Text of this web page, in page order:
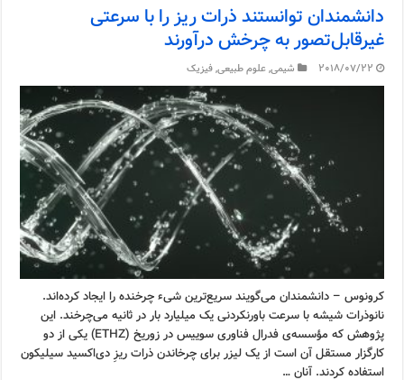
دانشمندان توانستند ذرات ریز را با سرعتی
غیرقابل‌تصور به چرخش درآورند
2018/07/22 شیمی,علوم طبیعی,فیزیک
کرونوس – دانشمندان می‌گویند سریع‌ترین شیء چرخنده را ایجاد کرده‌اند.
نانوذرات شیشه با سرعت باورنکردنی یک میلیارد بار در ثانیه می‌چرخند. این
پژوهش که مؤسسه‌ی فدرال فناوری سوییس در زوریخ (ETHZ) یکی از دو
کارگزار مستقل آن است از یک لیزر برای چرخاندن ذرات ریزِ دی‌اکسید سیلیکون
استفاده کردند. آنان …